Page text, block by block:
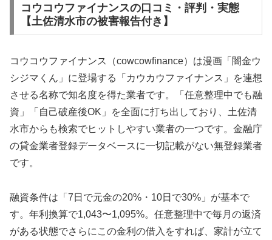
コウコウファイナンスの口コミ・評判・実態
【土佐清水市の被害報告付き】
コウコウファイナンス（cowcowfinance）は漫画「闇金ウ
シジマくん」に登場する「カウカウファイナンス」を連想
させる名称で知名度を得た業者です。「任意整理中でも融
資」「自己破産後OK」を全面に打ち出しており、土佐清
水市からも検索でヒットしやすい業者の一つです。金融庁
の貸金業者登録データベースに一切記載がない無登録業者
です。
融資条件は「7日で元金の20%・10日で30%」が基本で
す。年利換算で1,043〜1,095%。任意整理中で毎月の返済
がある状態でさらにこの金利の借入をすれば、家計が立て